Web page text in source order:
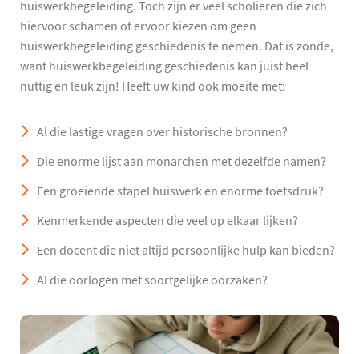
huiswerkbegeleiding. Toch zijn er veel scholieren die zich
hiervoor schamen of ervoor kiezen om geen
huiswerkbegeleiding geschiedenis te nemen. Dat is zonde,
want huiswerkbegeleiding geschiedenis kan juist heel
nuttig en leuk zijn! Heeft uw kind ook moeite met:
Al die lastige vragen over historische bronnen?
Die enorme lijst aan monarchen met dezelfde namen?
Een groeiende stapel huiswerk en enorme toetsdruk?
Kenmerkende aspecten die veel op elkaar lijken?
Een docent die niet altijd persoonlijke hulp kan bieden?
Al die oorlogen met soortgelijke oorzaken?